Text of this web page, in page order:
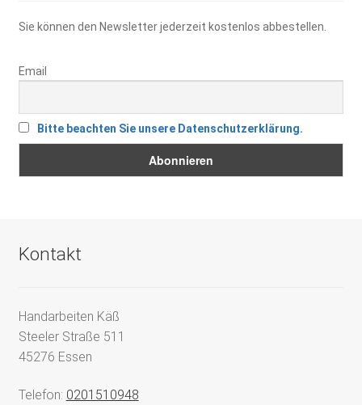
Sie können den Newsletter jederzeit kostenlos abbestellen.
Email
Bitte beachten Sie unsere Datenschutzerklärung.
Kontakt
Handarbeiten Käß
Steeler Straße 511
45276 Essen
Telefon: 0201510948